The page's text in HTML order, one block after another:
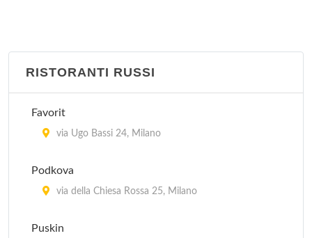
Milano
Llevataps
via Ariberto 31, Milano
via Ludovico Montegani 68, Milano
via Lodovico il Moro 61, Milano
RISTORANTI RUSSI
Favorit
via Ugo Bassi 24, Milano
Podkova
via della Chiesa Rossa 25, Milano
Puskin